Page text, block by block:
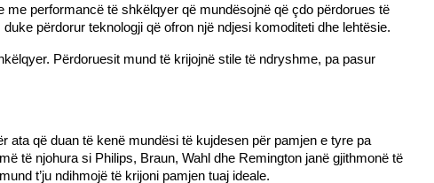
performancë të shkëlqyer që mundësojnë që çdo përdorues të
përdorur teknologji që ofron një ndjesi komoditeti dhe lehtësie.
Përdoruesit mund të krijojnë stile të ndryshme, pa pasur
ata që duan të kenë mundësi të kujdesen për pamjen e tyre pa
të njohura si Philips, Braun, Wahl dhe Remington janë gjithmonë të
t’ju ndihmojë të krijoni pamjen tuaj ideale.